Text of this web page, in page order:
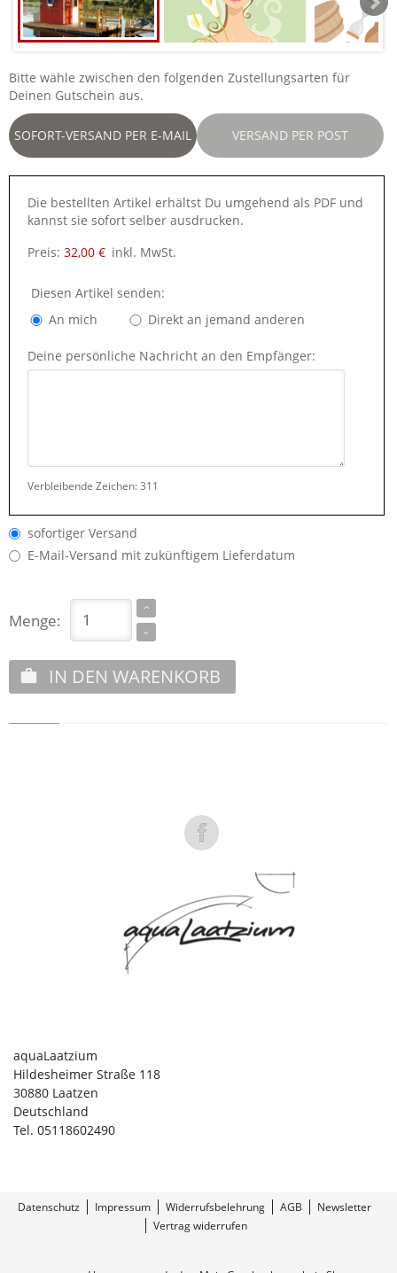
Bitte wähle zwischen den folgenden Zustellungsarten für
Deinen Gutschein aus.
SOFORT-VERSAND PER E-MAIL VERSAND PER POST
Die bestellten Artikel erhältst Du umgehend als PDF und
kannst sie sofort selber ausdrucken.
Preis: 32,00 € inkl. MwSt.
Diesen Artikel senden:
An mich
Direkt an jemand anderen
Deine persönliche Nachricht an den Empfänger:
Verbleibende Zeichen: 311
sofortiger Versand
E-Mail-Versand mit zukünftigem Lieferdatum
Menge:
IN DEN WARENKORB
aquaLaatzium
Hildesheimer Straße 118
30880 Laatzen
Deutschland
Tel. 05118602490
Datenschutz Impressum Widerrufsbelehrung AGB
Newsletter
Vertrag widerrufen